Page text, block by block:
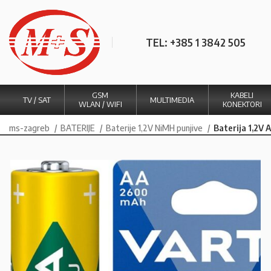
TEL: +385 1 3842 505
TV / SAT
GSM
WLAN / WIFI
MULTIMEDIA
KABELI
KONEKTORI
ms-zagreb BATERIJE Baterije 1,2V NiMH punjive Baterija 1,2V